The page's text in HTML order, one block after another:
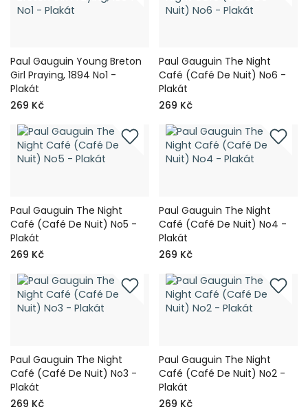
Paul Gauguin Young Breton
Girl Praying, 1894 No1 -
Plakát
269 Kč
Paul Gauguin The Night
Café (Café De Nuit) No6 -
Plakát
269 Kč
Paul Gauguin The Night
Café (Café De Nuit) No5 -
Plakát
269 Kč
Paul Gauguin The Night
Café (Café De Nuit) No4 -
Plakát
269 Kč
Paul Gauguin The Night
Café (Café De Nuit) No3 -
Plakát
269 Kč
Paul Gauguin The Night
Café (Café De Nuit) No2 -
Plakát
269 Kč